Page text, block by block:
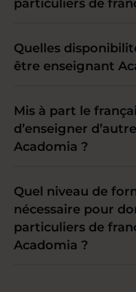
particuliers de
Quelles
être enseignant
Mis à part le
d’enseigner
Acadomia ?
Quel niveau de
nécessaire pour
particuliers de
Acadomia ?